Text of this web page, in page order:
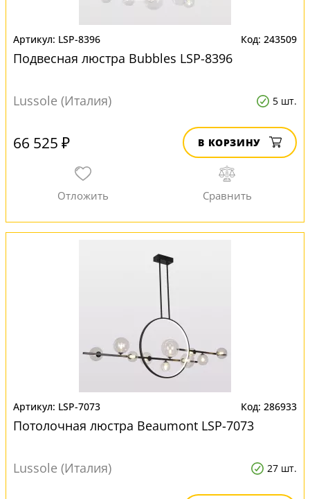
LSP-8396 243509
Подвесная люстра Bubbles LSP-8396
Lussole (Италия) 5 шт.
66 525 ₽ В КОРЗИНУ
LSP-7073 286933
Потолочная люстра Beaumont LSP-7073
Lussole (Италия) 27 шт.